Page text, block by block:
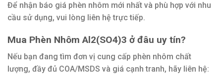
Để nhận báo giá phèn nhôm mới nhất và phù hợp với nhu
cầu sử dụng, vui lòng liên hệ trực tiếp.
Mua Phèn Nhôm Al2(SO4)3 ở đâu uy tín?
Nếu bạn đang tìm đơn vị cung cấp phèn nhôm chất
lượng, đầy đủ COA/MSDS và giá cạnh tranh, hãy liên hệ: